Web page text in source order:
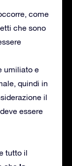
come
che sono
umiliato e
quindi in
il
essere
tutto il